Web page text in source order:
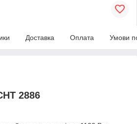
Доставка Оплата Умови
2886